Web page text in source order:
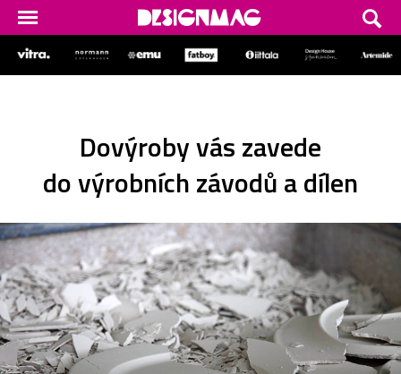
Dovýroby vás zavede
do výrobních závodů a dílen